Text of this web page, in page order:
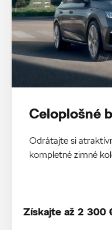
Celoplošné
Odrátajte si
kompletné zimné
Získajte až 2 300